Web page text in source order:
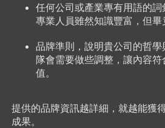
任何公司或產業專有用語的
專業人員雖然知識豐富，但畢
品牌準則，說明貴公司的哲
隊會需要做些調整，讓內容
值。
提供的品牌資訊越詳細，就越能獲
成果。